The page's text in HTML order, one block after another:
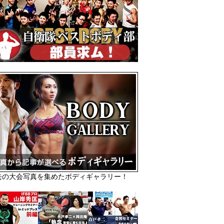
の大会写真を集めたボディギャラリー！